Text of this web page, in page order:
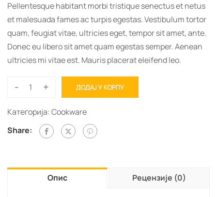
Pellentesque habitant morbi tristique senectus et netus
et malesuada fames ac turpis egestas. Vestibulum tortor
quam, feugiat vitae, ultricies eget, tempor sit amet, ante.
Donec eu libero sit amet quam egestas semper. Aenean
ultricies mi vitae est. Mauris placerat eleifend leo.
-
Cup
crown
pattern
количина
+ ДОДАЈ У КОРПУ
Категорија: Cookware
Share:
Опис Рецензије (0)